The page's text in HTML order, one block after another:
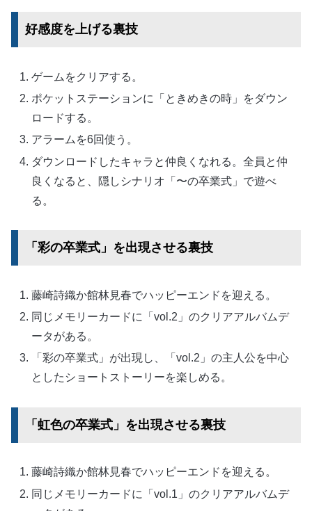
好感度を上げる裏技
ゲームをクリアする。
ポケットステーションに「ときめきの時」をダウン
ロードする。
アラームを6回使う。
ダウンロードしたキャラと仲良くなれる。全員と仲
良くなると、隠しシナリオ「〜の卒業式」で遊べ
る。
「彩の卒業式」を出現させる裏技
藤崎詩織か館林見春でハッピーエンドを迎える。
同じメモリーカードに「vol.2」のクリアアルバムデ
ータがある。
「彩の卒業式」が出現し、「vol.2」の主人公を中心
としたショートストーリーを楽しめる。
「虹色の卒業式」を出現させる裏技
藤崎詩織か館林見春でハッピーエンドを迎える。
同じメモリーカードに「vol.1」のクリアアルバムデ